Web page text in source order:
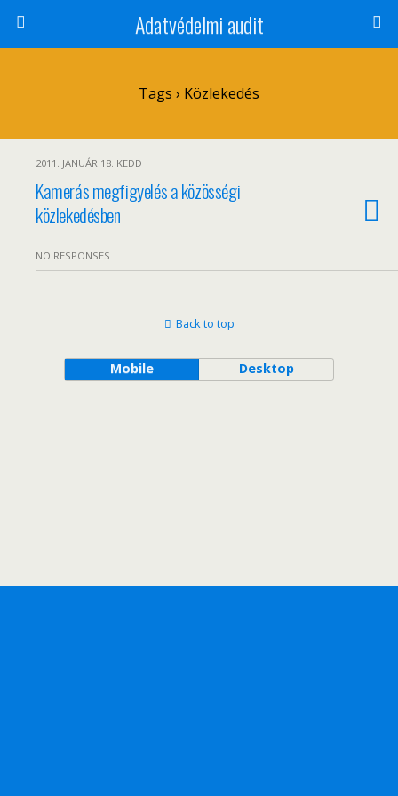
Adatvédelmi audit
Tags › Közlekedés
2011. JANUÁR 18. KEDD
Kamerás megfigyelés a közösségi
közlekedésben
NO RESPONSES
Back to top
Mobile Desktop